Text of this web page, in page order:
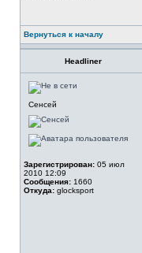
Вернуться к началу
Headliner
Сенсей
Зарегистрирован: 05 июл
2010 12:09
Сообщения: 1660
Откуда: glocksport